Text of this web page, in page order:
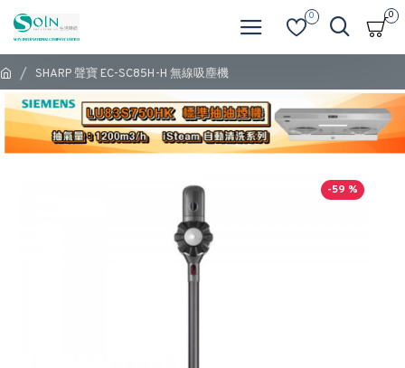
0 0
SHARP 聲寶 EC-SC85H-H 無線吸塵機
-59 %